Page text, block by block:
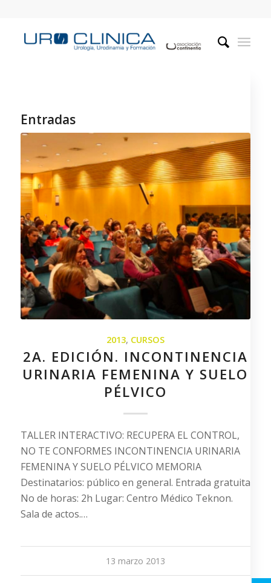
Entradas
2013, CURSOS
2A. EDICIÓN. INCONTINENCIA
URINARIA FEMENINA Y SUELO
PÉLVICO
TALLER INTERACTIVO: RECUPERA EL CONTROL,
NO TE CONFORMES INCONTINENCIA URINARIA
FEMENINA Y SUELO PÉLVICO MEMORIA
Destinatarios: público en general. Entrada gratuita
No de horas: 2h Lugar: Centro Médico Teknon.
Sala de actos.…
13 marzo 2013